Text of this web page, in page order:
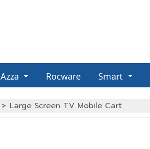
Azza Rocware Smart
Large Screen TV Mobile Cart